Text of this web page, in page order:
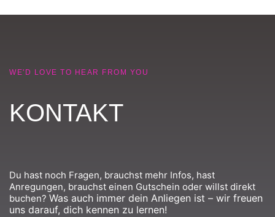
WE'D LOVE TO HEAR FROM YOU
KONTAKT
Du hast noch Fragen, brauchst mehr Infos, hast
Anregungen, brauchst einen Gutschein oder willst direkt
buchen? Was auch immer dein Anliegen ist – wir freuen
uns darauf, dich kennen zu lernen!